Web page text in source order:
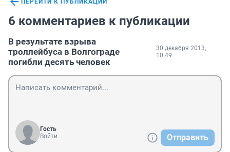
ПЕРЕЙТИ К ПУБЛИКАЦИИ
6 комментариев к публикации
В результате взрыва
троллейбуса в Волгограде
погибли десять человек
30 декабря 2013,
10:49
Гость
Войти
Отправить